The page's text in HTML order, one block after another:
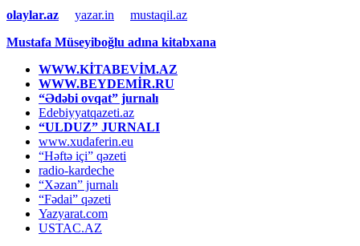
olaylar.az yazar.in
mustaqil.az
Mustafa Müseyiboğlu adına kitabxana
WWW.KİTABEVİM.AZ
WWW.BEYDEMİR.RU
“Ədəbi ovqat” jurnalı
Edebiyyatqazeti.az
“ULDUZ” JURNALI
www.xudaferin.eu
“Həftə içi” qəzeti
radio-kardeche
“Xəzan” jurnalı
“Fədai” qəzeti
Yazyarat.com
USTAC.AZ